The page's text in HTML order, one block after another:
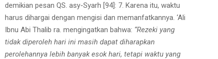
demikian pesan QS. asy-Syarh [94]: 7. Karena itu, waktu
harus dihargai dengan mengisi dan memanfatkannya. ‘Ali
Ibnu Abi Thalib ra. mengingatkan bahwa: “Rezeki yang
tidak diperoleh hari ini masih dapat diharapkan
perolehannya lebih banyak esok hari, tetapi waktu yang